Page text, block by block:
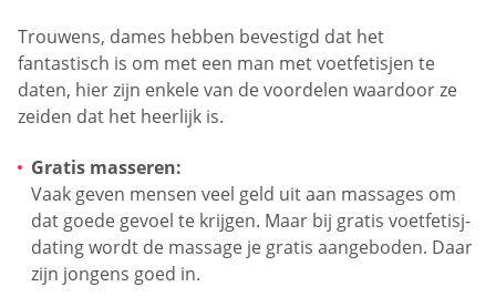
Trouwens, dames hebben bevestigd dat het
fantastisch is om met een man met voetfetisjen te
daten, hier zijn enkele van de voordelen waardoor ze
zeiden dat het heerlijk is.
Gratis masseren:
Vaak geven mensen veel geld uit aan massages om
dat goede gevoel te krijgen. Maar bij gratis voetfetisj-
dating wordt de massage je gratis aangeboden. Daar
zijn jongens goed in.